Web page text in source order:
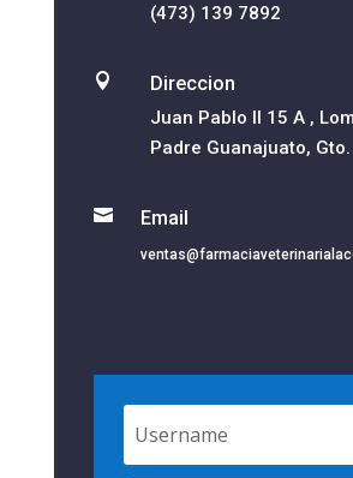
(473) 139 7892
 Direccion
Juan Pablo II 15 A ,
Padre Guanajuato, Gto.
 Email